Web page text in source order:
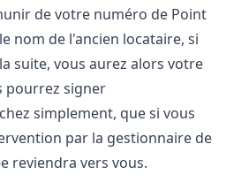
de votre numéro de Point
nom de l'ancien locataire, si
suite, vous aurez alors votre
pourrez signer
simplement, que si vous
par la gestionnaire de
reviendra vers vous.